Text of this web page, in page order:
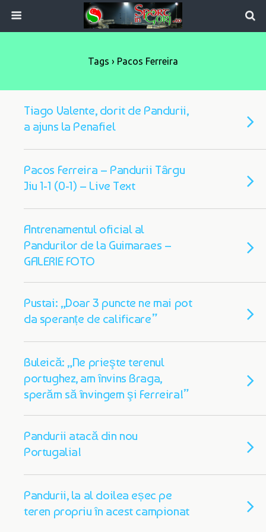
Tags › Pacos Ferreira
Tiago Valente, dorit de Pandurii,
a ajuns la Penafiel
Pacos Ferreira – Pandurii Târgu
Jiu 1-1 (0-1) – Live Text
Antrenamentul oficial al
Pandurilor de la Guimaraes –
GALERIE FOTO
Pustai: „Doar 3 puncte ne mai pot
da speranțe de calificare”
Buleică: „Ne prieşte terenul
portughez, am învins Braga,
sperăm să învingem şi Ferreira!”
Pandurii atacă din nou
Portugalia!
Pandurii, la al doilea eșec pe
teren propriu în acest campionat